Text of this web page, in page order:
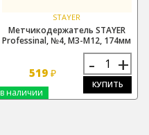
STAYER
Метчикодержатель STAYER
Professinal, №4, М3-М12, 174мм
519 ₽ - +
КУПИТЬ
в наличии